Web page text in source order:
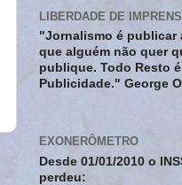
LIBERDADE DE
"Jornalismo é publicar
que alguém não quer
publique. Todo Resto é
Publicidade." George
EXONERÔMETRO
Desde 01/01/2010 o
perdeu: